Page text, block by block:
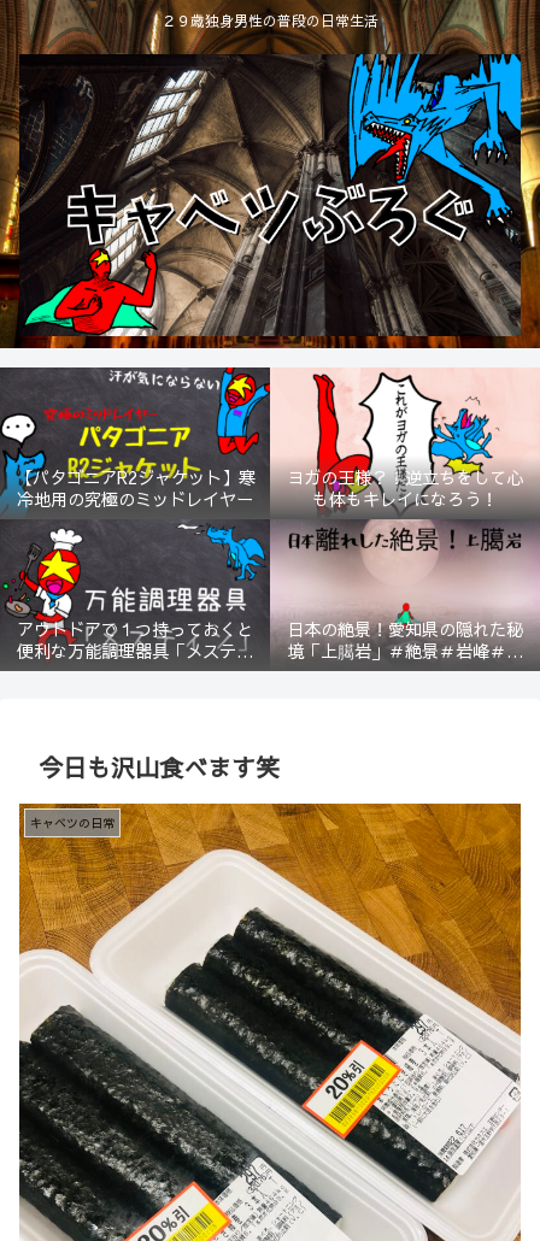
２９歳独身男性の普段の日常生活
【パタゴニアR2ジャケット】寒
冷地用の究極のミッドレイヤー
ヨガの王様？！逆立ちをして心
も体もキレイになろう！
アウトドアで１つ持っておくと
便利な万能調理器具「メスティ
ン」＃登山＃BBQ
日本の絶景！愛知県の隠れた秘
境「上臈岩」＃絶景＃岩峰＃新
城＃スリル＃宇連山
今日も沢山食べます笑
キャベツの日常